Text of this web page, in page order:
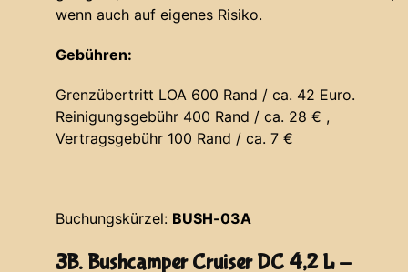
wenn auch auf eigenes Risiko.
Gebühren:
Grenzübertritt LOA 600 Rand / ca. 42 Euro.
Reinigungsgebühr 400 Rand / ca. 28 € ,
Vertragsgebühr 100 Rand / ca. 7 €
Buchungskürzel: BUSH-03A
3B. Bushcamper Cruiser DC 4,2 L -